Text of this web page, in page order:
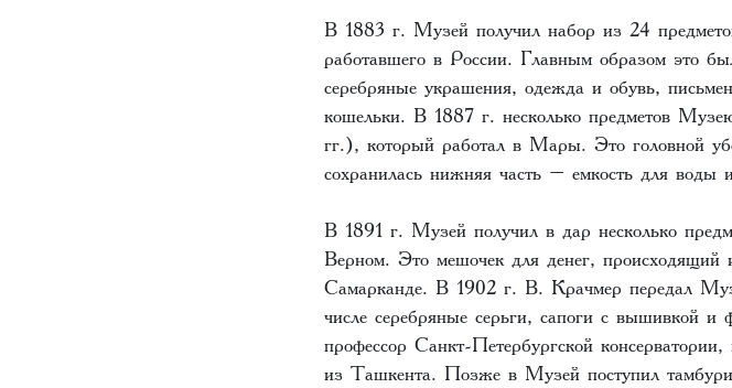
В 1883 г. Музей получил набор из 24
работавшего в России. Главным образом это
серебряные украшения, одежда и обувь,
кошельки. В 1887 г. несколько предметов
гг.), который работал в Мары. Это головной
сохранилась нижняя часть – емкость для воды
В 1891 г. Музей получил в дар несколько
Верном. Это мешочек для денег, происходящий
Самарканде. В 1902 г. В. Крачмер передал
числе серебряные серьги, сапоги с вышивкой
профессор Санкт-Петербургской
из Ташкента. Позже в Музей поступил